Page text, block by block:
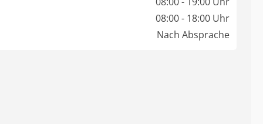
08:00 - 18:00 Uhr
Nach Absprache